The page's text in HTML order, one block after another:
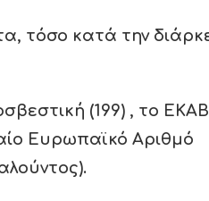
τόσο κατά την
(199) , το ΕΚΑΒ
Ευρωπαϊκό Αριθμό